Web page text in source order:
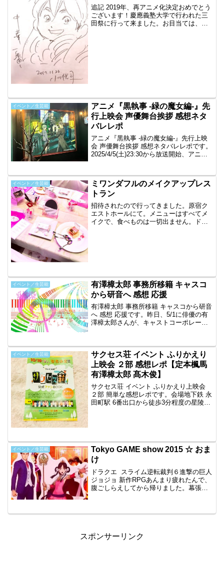
追記 2019年、再アニメ化決定おめでとう
ございます！慶應義塾大学で行われた三
田祭に行って来ました。お目当ては、漫
イベント／生芸能
アニメ『黒執事 -緑の魔女編-』先
行上映会 声優舞台挨拶 感想ネタ
バレレポ
アニメ『黒執事 -緑の魔女編-』先行上映
会 声優舞台挨拶 感想ネタバレレポです。
2025/4/5(土)23:30から放送開始、アニメ
シネマお台場で行われました。黒執事...
イベント／生芸能
ミワンダフルのメイクアップレス
トラン
招待されたので行ってきました。原宿ク
エストホールにて。メニューはすべてメ
イクで、食べものは一切出ません。ドリ
イベント／生芸能
有澤樟太郎 事務所移籍 キャスコ
から研音へ 感想 応援
有澤樟太郎 事務所移籍 キャスコから研音
へ 感想 応援です。昨日、5/1に俳優の有
澤樟太郎さんが、キャストコーポレーシ
事を書くのは差し出がましいかなと思い
ましたが、好き...
イベント／生芸能
サクセス荘 イベント ふりかえり
上映会 ２部 感想レポ【定本楓馬
有澤樟太郎 髙木俊】
サクセス荘 イベント ふりかえり上映会
２部 簡単な感想レポです。会場地下鉄 永
田町駅 6番出口から徒歩3分程度の星陵会
イベント／生芸能
Tokyo GAME show 2015 ☆ おま
け
ドラクエ スライム逆転裁判６進撃の巨人
ジョジョ 新作RPGあんまり疲れたんで、
腹ごしらえしてから帰りました。幕張メ
スポンサーリンク